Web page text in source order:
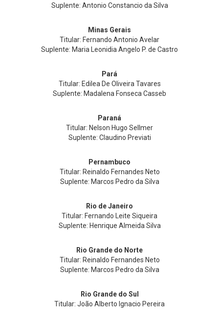
Suplente: Antonio Constancio da Silva
Minas Gerais
Titular: Fernando Antonio Avelar
Suplente: Maria Leonidia Angelo P. de Castro
Pará
Titular: Edilea De Oliveira Tavares
Suplente: Madalena Fonseca Casseb
Paraná
Titular: Nelson Hugo Sellmer
Suplente: Claudino Previati
Pernambuco
Titular: Reinaldo Fernandes Neto
Suplente: Marcos Pedro da Silva
Rio de Janeiro
Titular: Fernando Leite Siqueira
Suplente: Henrique Almeida Silva
Rio Grande do Norte
Titular: Reinaldo Fernandes Neto
Suplente: Marcos Pedro da Silva
Rio Grande do Sul
Titular: João Alberto Ignacio Pereira